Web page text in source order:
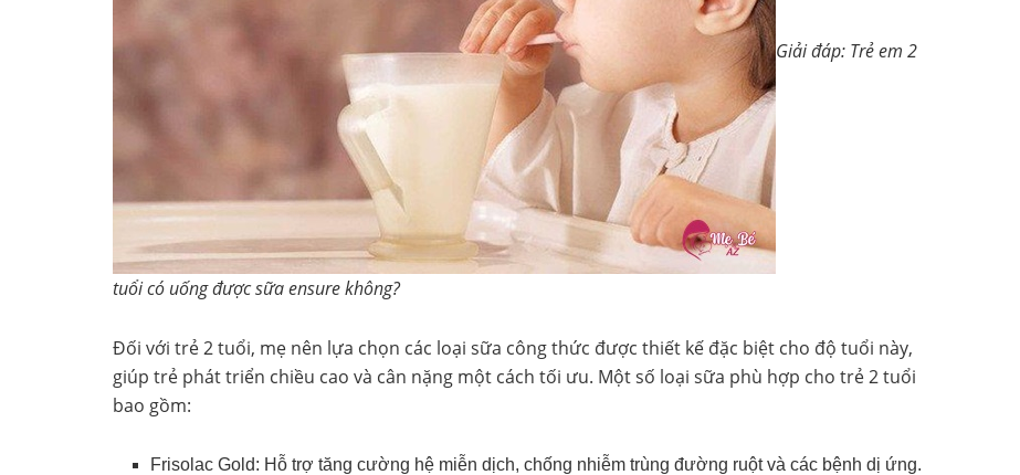
Giải đáp: Trẻ em 2
tuổi có uống được sữa ensure không?
Đối với trẻ 2 tuổi, mẹ nên lựa chọn các loại sữa công thức được thiết kế đặc biệt cho độ tuổi này,
giúp trẻ phát triển chiều cao và cân nặng một cách tối ưu. Một số loại sữa phù hợp cho trẻ 2 tuổi
bao gồm:
Frisolac Gold: Hỗ trợ tăng cường hệ miễn dịch, chống nhiễm trùng đường ruột và các bệnh dị ứng.